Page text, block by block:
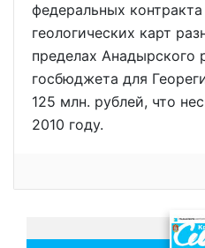
федеральных
геологических карт
пределах Анадырского
госбюджета для
125 млн. рублей, что
2010 году.